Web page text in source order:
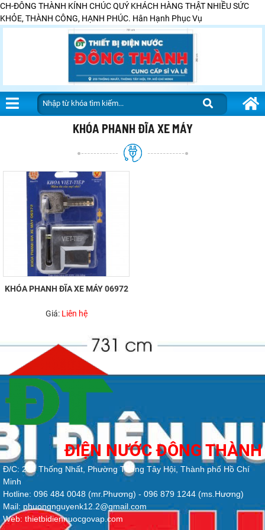
CH-ĐÔNG THÀNH KÍNH CHÚC QUÝ KHÁCH HÀNG THẬT NHIỀU SỨC
KHỎE, THÀNH CÔNG, HẠNH PHÚC. Hân Hạnh Phục Vụ
KHÓA PHANH ĐĨA XE MÁY
KHÓA PHANH ĐĨA XE MÁY 06972
Giá: Liên hệ
ĐIỆN NƯỚC ĐÔNG THÀNH
Đ/C: 213 Thống Nhất, Phường Thông Tây Hội, Thành phố Hồ Chí
Minh
Hotline: 096 484 0048 (mr.Phương) - 096 879 1244 (ms.Hương)
Mail: phuongnguyenk12.2@gmail.com
Web: thietbidiennuocgovap.com